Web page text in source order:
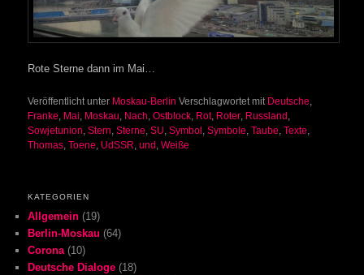
Rote Sterne dann im Mai…
Veröffentlicht unter Moskau-Berlin Verschlagwortet mit Deutsche,
Franke, Mai, Moskau, Nach,Ostblock, Rot, Roter, Russland ,
Sowjetunion,Stern,Sterne,SU,Symbol ,Symbole,Taube,Texte,
Thomas,Toene, UdSSR,und ,Weiße
KATEGORIEN
Allgemein (19)
Berlin-Moskau (64)
Corona(10)
Deutsche Dialoge (18)